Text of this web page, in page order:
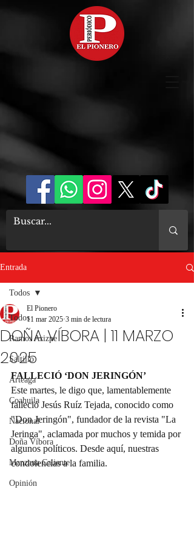
Entrada
Todos
Ramos Arizpe
Saltillo
Arteaga
Coahuila
Nacional
Doña Víbora
Manzana Caliente
Opinión
Todos
DOÑA VÍBORA | 11 MARZO
2025
El Pionero
11 mar 2025 3 min de lectura
FALLECIÓ ‘DON JERINGÓN’
Este martes, le digo que, lamentablemente
falleció Jesús Ruíz Tejada, conocido como
"Don Jeringón", fundador de la revista "La
Jeringa", aclamada por muchos y temida por
algunos políticos. Desde aquí, nuestras
condolencias a la familia.